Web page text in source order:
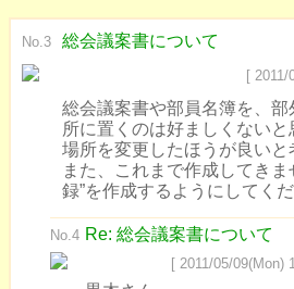
No.3 総会議案書について
[ 2011/
総会議案書や部員名簿を、
所に置くのは好ましくないと
場所を変更したほうが良いと
また、これまで作成してき
録”を作成するようにしてく
No.4 Re: 総会議案書について
[ 2011/05/09(Mon)